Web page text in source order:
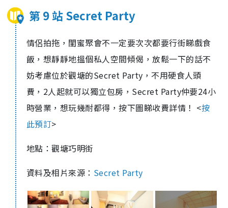
第 9 站 Secret Party
情侶拍拖，閨蜜聚會不一定要次次都要行街睇戲食
飯，想靜靜地搵個私人空間傾偈，放鬆一下的話不
妨考慮位於觀塘的Secret Party，不用硬食人頭
費，2人起就可以獨立包房，Secret Party仲要24小
時營業，想玩幾耐都得，按下圖睇收費詳情！ <按
此預訂>
地點：觀塘巧明街
資料及相片來源： Secret Party